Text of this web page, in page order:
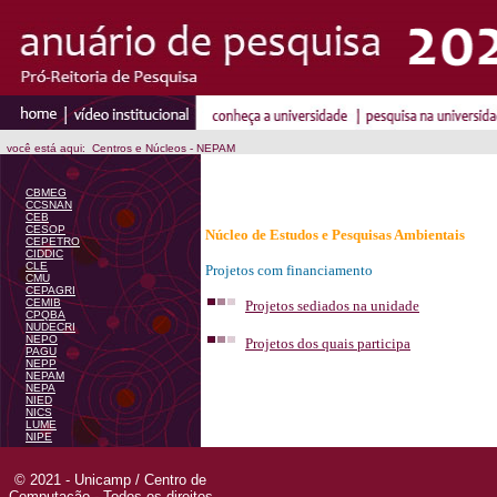
você está aqui: Centros e Núcleos - NEPAM
CBMEG
CCSNAN
CEB
CESOP
CEPETRO
CIDDIC
CLE
CMU
CEPAGRI
CEMIB
CPQBA
NUDECRI
NEPO
PAGU
NEPP
NEPAM
NEPA
NIED
NICS
LUME
NIPE
Núcleo de Estudos e Pesquisas Ambientais
Projetos com financiamento
Projetos sediados na unidade
Projetos dos quais participa
© 2021 - Unicamp / Centro de